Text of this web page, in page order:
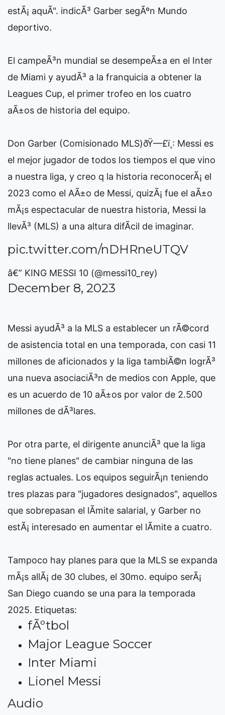
estÃ¡ aquÃ­". indicÃ³ Garber segÃºn Mundo
deportivo.
El campeÃ³n mundial se desempeÃ±a en el Inter
de Miami y ayudÃ³ a la franquicia a obtener la
Leagues Cup, el primer trofeo en los cuatro
aÃ±os de historia del equipo.
Don Garber (Comisionado MLS)ðŸ—£ï¸: Messi es
el mejor jugador de todos los tiempos el que vino
a nuestra liga, y creo q la historia reconocerÃ¡ el
2023 como el AÃ±o de Messi, quizÃ¡ fue el aÃ±o
mÃ¡s espectacular de nuestra historia, Messi la
llevÃ³ (MLS) a una altura difÃ­cil de imaginar.
pic.twitter.com/nDHRneUTQV
â€” KING MESSI 10 (@messi10_rey)
December 8, 2023
Messi ayudÃ³ a la MLS a establecer un rÃ©cord
de asistencia total en una temporada, con casi 11
millones de aficionados y la liga tambiÃ©n logrÃ³
una nueva asociaciÃ³n de medios con Apple, que
es un acuerdo de 10 aÃ±os por valor de 2.500
millones de dÃ³lares.
Por otra parte, el dirigente anunciÃ³ que la liga
"no tiene planes" de cambiar ninguna de las
reglas actuales. Los equipos seguirÃ¡n teniendo
tres plazas para "jugadores designados", aquellos
que sobrepasan el lÃ­mite salarial, y Garber no
estÃ¡ interesado en aumentar el lÃ­mite a cuatro.
Tampoco hay planes para que la MLS se expanda
mÃ¡s allÃ¡ de 30 clubes, el 30mo. equipo serÃ¡
San Diego cuando se una para la temporada
2025. Etiquetas:
fÃºtbol
Major League Soccer
Inter Miami
Lionel Messi
Audio